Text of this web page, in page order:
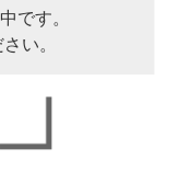
です。
い。